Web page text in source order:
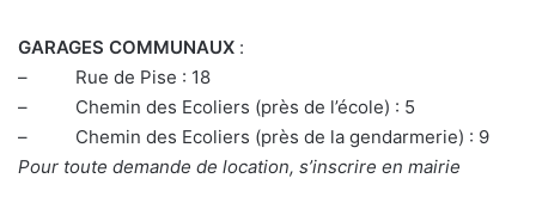
GARAGES COMMUNAUX :
– Rue de Pise : 18
– Chemin des Ecoliers (près de l’école) : 5
– Chemin des Ecoliers (près de la gendarmerie) : 9
Pour toute demande de location, s’inscrire en mairie